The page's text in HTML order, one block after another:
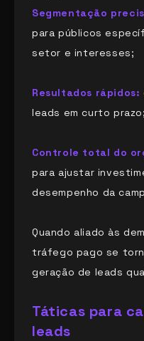
Segmentação
para públicos
setor e interesses;
Resultados rápidos:
leads em curto prazo;
Controle total do
para ajustar
desempenho da
Quando aliado às
tráfego pago se
geração de leads
Táticas para
leads